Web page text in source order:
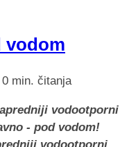
vodom
0 min. čitanja